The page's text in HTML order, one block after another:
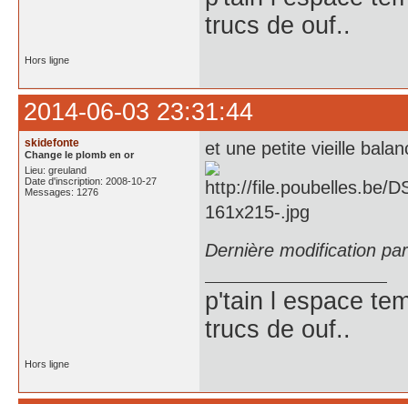
trucs de ouf..
Hors ligne
2014-06-03 23:31:44
skidefonte
Change le plomb en or
Lieu: greuland
Date d'inscription: 2008-10-27
Messages: 1276
et une petite vieille
Dernière modification
p'tain l espace
trucs de ouf..
Hors ligne